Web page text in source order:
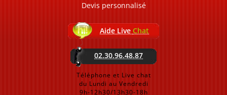
Devis personnalisé
Aide Live Chat
02.30.96.48.87
Téléphone et Live chat
du Lundi au Vendredi
9h-12h30/13h30-18h